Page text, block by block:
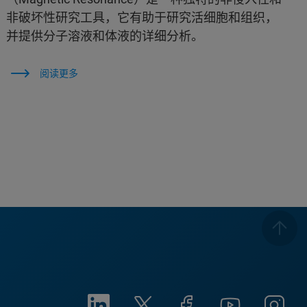
非破坏性研究工具，它有助于研究活细胞和组织，
并提供分子溶液和体液的详细分析。
阅读更多